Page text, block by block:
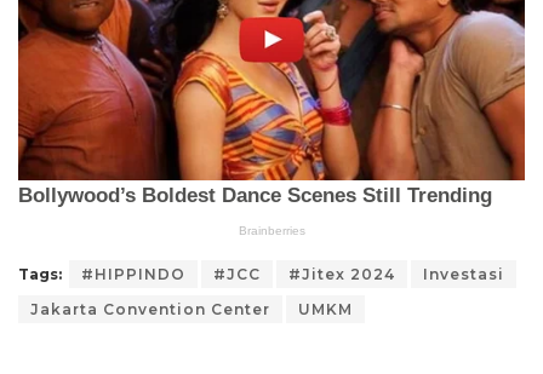
Tags: #HIPPINDO #JCC #Jitex 2024
Investasi
Jakarta Convention Center
UMKM